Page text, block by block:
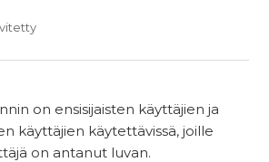
on ensisijaisten käyttäjien ja
käyttäjien käytettävissä, joille
on antanut luvan.